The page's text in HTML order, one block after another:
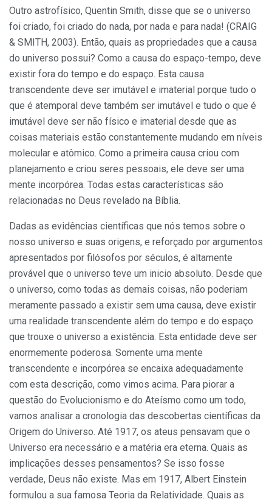
Outro astrofísico, Quentin Smith, disse que se o universo
foi criado, foi criado do nada, por nada e para nada! (CRAIG
& SMITH, 2003). Então, quais as propriedades que a causa
do universo possui? Como a causa do espaço-tempo, deve
existir fora do tempo e do espaço. Esta causa
transcendente deve ser imutável e imaterial porque tudo o
que é atemporal deve também ser imutável e tudo o que é
imutável deve ser não físico e imaterial desde que as
coisas materiais estão constantemente mudando em níveis
molecular e atômico. Como a primeira causa criou com
planejamento e criou seres pessoais, ele deve ser uma
mente incorpórea. Todas estas características são
relacionadas no Deus revelado na Bíblia.
Dadas as evidências científicas que nós temos sobre o
nosso universo e suas origens, e reforçado por argumentos
apresentados por filósofos por séculos, é altamente
provável que o universo teve um inicio absoluto. Desde que
o universo, como todas as demais coisas, não poderiam
meramente passado a existir sem uma causa, deve existir
uma realidade transcendente além do tempo e do espaço
que trouxe o universo a existência. Esta entidade deve ser
enormemente poderosa. Somente uma mente
transcendente e incorpórea se encaixa adequadamente
com esta descrição, como vimos acima. Para piorar a
questão do Evolucionismo e do Ateísmo como um todo,
vamos analisar a cronologia das descobertas científicas da
Origem do Universo. Até 1917, os ateus pensavam que o
Universo era necessário e a matéria era eterna. Quais as
implicações desses pensamentos? Se isso fosse
verdade, Deus não existe. Mas em 1917, Albert Einstein
formulou a sua famosa Teoria da Relatividade. Quais as